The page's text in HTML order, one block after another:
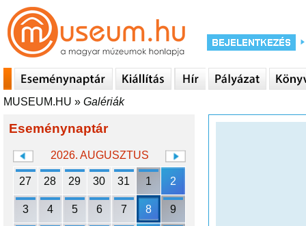
MUSEUM.HU » Galériák
Eseménynaptár
2026. AUGUSZTUS
27 28 29 30 31 1 2
3 4 5 6 7 8 9